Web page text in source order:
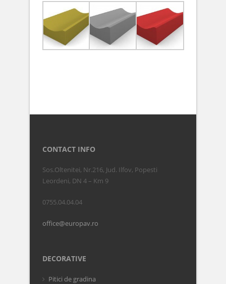
CONTACT INFO
Sos.Oltenitei, Nr.216, Jud. Ilfov, Popesti
Leordeni, DN 4 – Km 9
0755.04.04.04
office@europav.ro
DECORATIVE
Pitici de gradina